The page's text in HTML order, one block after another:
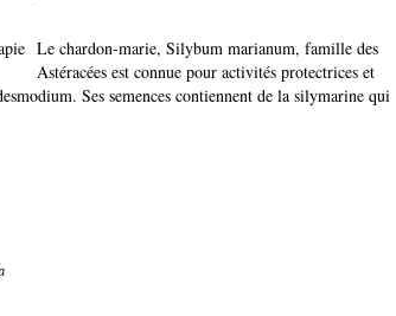
Le chardon-marie, Silybum marianum, famille des
Astéracées est connue pour activités protectrices et
Ses semences contiennent de la silymarine qui